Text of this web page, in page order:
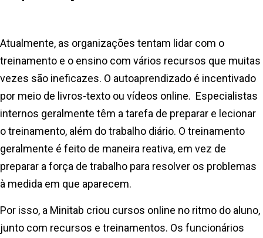
Atualmente, as organizações tentam lidar com o
treinamento e o ensino com vários recursos que muitas
vezes são ineficazes. O autoaprendizado é incentivado
por meio de livros-texto ou vídeos online. Especialistas
internos geralmente têm a tarefa de preparar e lecionar
o treinamento, além do trabalho diário. O treinamento
geralmente é feito de maneira reativa, em vez de
preparar a força de trabalho para resolver os problemas
à medida em que aparecem.
Por isso, a Minitab criou cursos online no ritmo do aluno,
junto com recursos e treinamentos. Os funcionários